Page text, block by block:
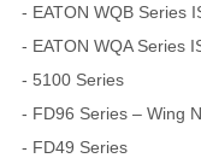
- EATON WQB Series
- EATON WQA Series
- 5100 Series
- FD96 Series – Wing
- FD49 Series